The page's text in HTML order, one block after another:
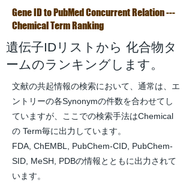
Gene ID to PubMed Concurrent Relation ---
Chemical Term Ranking
遺伝子IDリストから 化合物タ
ームのランキングします。
文献の共起情報の検索において、通常は、エ
ントリーの各Synonymの件数を合わせてし
ていますが、ここでの検索手法はChemical
の Term毎に出力しています。
FDA, ChEMBL, PubChem-CID, PubChem-
SID, MeSH, PDBの情報とともに出力されて
います。